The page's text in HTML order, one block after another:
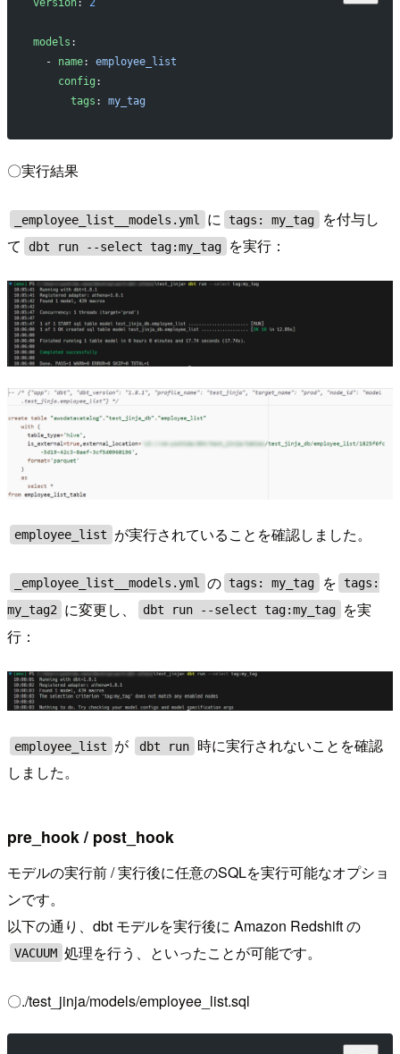
models :
  -
name: employee_list
    config
:
      tags
: my_tag
〇実行結果
_employee_list__models.yml に tags: my_tag
を付与し
て
dbt run --select tag:my_tag を実行：
employee_list が実行されていることを確認しました。
_employee_list__models.yml の tags: my_tag を tags:
my_tag2
に変更し、 dbt run --select tag:my_tag
を実
行：
employee_list が dbt run
時に実行されないことを確認
しました。
pre_hook / post_hook
モデルの実行前 / 実行後に任意のSQLを実行可能なオプショ
ンです。
以下の通り、dbt モデルを実行後に Amazon Redshift の
VACUUM 処理を行う、といったことが可能です。
〇./test_jinja/models/employee_list.sql